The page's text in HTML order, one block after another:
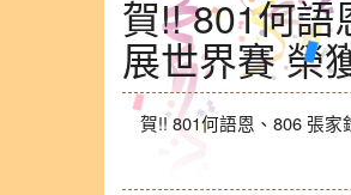
賀!! 801何語
展世界賽 榮
賀!! 801何語恩、806 張